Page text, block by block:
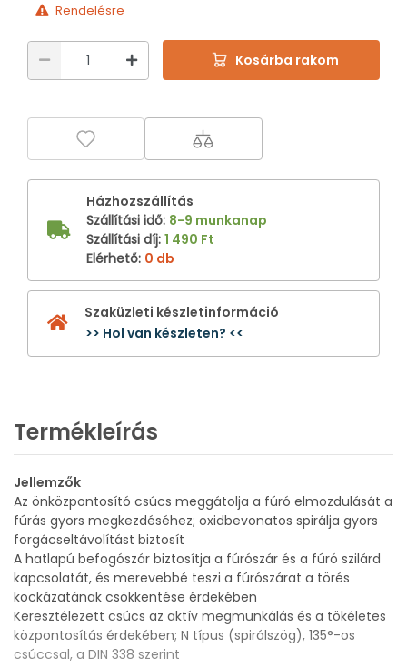
Rendelésre
Kosárba rakom
Házhozszállítás
Szállítási idő: 8-9 munkanap
Szállítási díj: 1 490 Ft
Elérhető: 0 db
Szaküzleti készletinformáció
>> Hol van készleten? <<
Termékleírás
Jellemzők
Az önközpontosító csúcs meggátolja a fúró elmozdulását a
fúrás gyors megkezdéséhez; oxidbevonatos spirálja gyors
forgácseltávolítást biztosít
A hatlapú befogószár biztosítja a fúrószár és a fúró szilárd
kapcsolatát, és merevebbé teszi a fúrószárat a törés
kockázatának csökkentése érdekében
Keresztélezett csúcs az aktív megmunkálás és a tökéletes
központosítás érdekében; N típus (spirálszög), 135°-os
csúccsal, a DIN 338 szerint